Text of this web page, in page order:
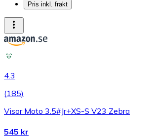
Pris inkl. frakt
4.3
(185)
Visor Moto 3.5#Jr+XS-S V23 Zebra
545 kr